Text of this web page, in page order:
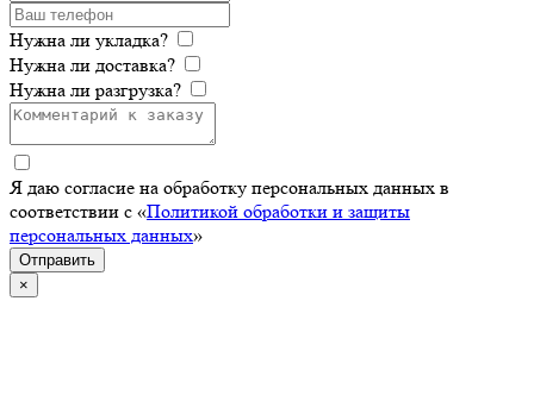
Нужна ли укладка?
Нужна ли доставка?
Нужна ли разгрузка?
Я даю согласие на обработку персональных данных в
соответствии с «Политикой обработки и защиты
персональных данных»
Отправить
×